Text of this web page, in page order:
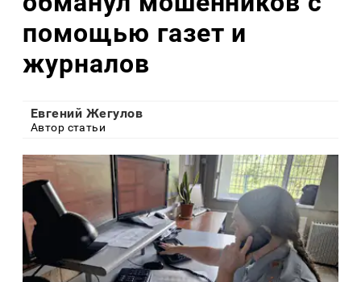
помощью газет и
журналов
Евгений Жегулов
Автор статьи